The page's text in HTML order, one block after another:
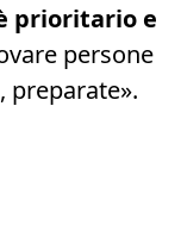
prioritario e
persone
preparate».